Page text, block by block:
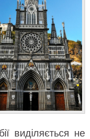
виділяється не